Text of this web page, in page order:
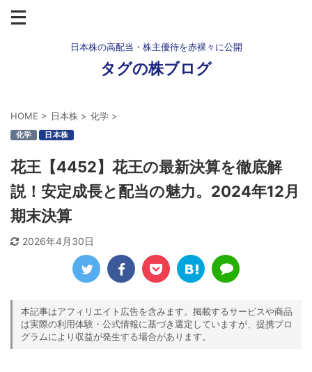
日本株の高配当・株主優待を赤裸々に公開
タグの株ブログ
HOME > 日本株 > 化学 >
化学 日本株
花王【4452】花王の最新決算を徹底解
説！安定成長と配当の魅力。2024年12月
期末決算
2026年4月30日
本記事はアフィリエイト広告を含みます。掲載するサービスや商品
は実際の利用体験・公式情報に基づき選定していますが、提携プロ
グラムにより収益が発生する場合があります。